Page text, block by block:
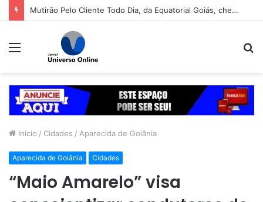
Mutirão Pelo Cliente Todo Dia, da Equatorial Goiás, chega a Goiânia na próxima segunda-feira (10)
Menu
Início / Cidades / Aparecida de Goiânia
Aparecida de Goiânia Cidades
“Maio Amarelo” visa